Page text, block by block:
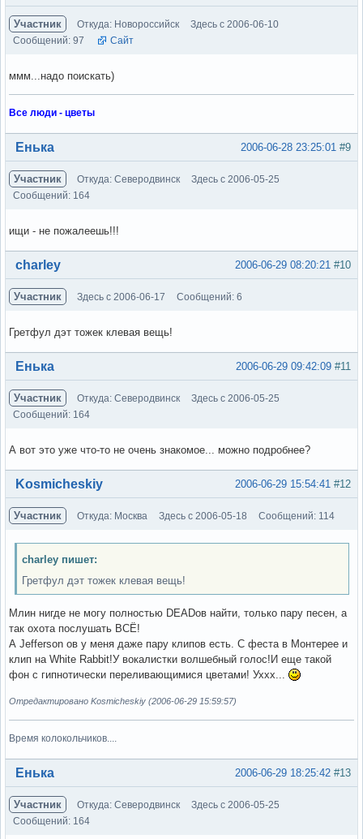
Участник Откуда: Новороссийск
Здесь с 2006-06-10
Сообщений: 97
Сайт
ммм...надо поискать)
Все люди - цветы
Вне форума #9
2006-06-28 23:25:01
Енька
Участник Откуда: Северодвинск
Здесь с 2006-05-25
Сообщений: 164
ищи - не пожалеешь!!!
Вне форума #10
2006-06-29 08:20:21
charley
Участник Здесь с 2006-06-17 Сообщений: 6
Гретфул дэт тожек клевая вещь!
Вне форума #11
2006-06-29 09:42:09
Енька
Участник Откуда: Северодвинск
Здесь с 2006-05-25
Сообщений: 164
А вот это уже что-то не очень знакомое... можно подробнее?
Вне форума #12
2006-06-29 15:54:41
Kosmicheskiy
Участник Откуда: Москва Здесь с 2006-05-18 Сообщений: 114
charley пишет:
Гретфул дэт тожек клевая вещь!
Млин нигде не могу полностью DEADов найти, только пару песен, а
так охота послушать ВСЁ!
А Jefferson ов у меня даже пару клипов есть. С феста в Монтерее и
клип на White Rabbit!У вокалистки волшебный голос!И еще такой
фон с гипнотически переливающимися цветами! Уххх...
Отредактировано Kosmicheskiy (2006-06-29 15:59:57)
Время колокольчиков....
Вне форума #13
2006-06-29 18:25:42
Енька
Участник Откуда: Северодвинск
Здесь с 2006-05-25
Сообщений: 164